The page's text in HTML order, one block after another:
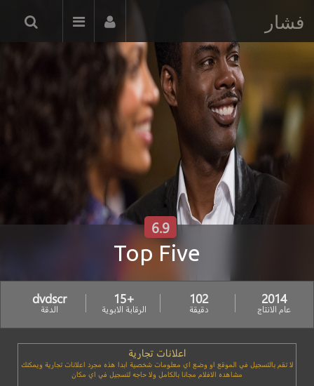
فشار
Top Five
6.9
2014
عام الانتاج
102
دقيقة
+15
الرقابة الابوية
dvdscr
الدقة
اعلانات تجارية
لا تقم بالتسجيل في الموقع او وضع اي معلومات شخصية ابدا هذه مجرد اعلانات تجارية ويمكنك
مشاهده الافلام مجانا بالكامل ولا حاجه لتسجيل في اي مكان